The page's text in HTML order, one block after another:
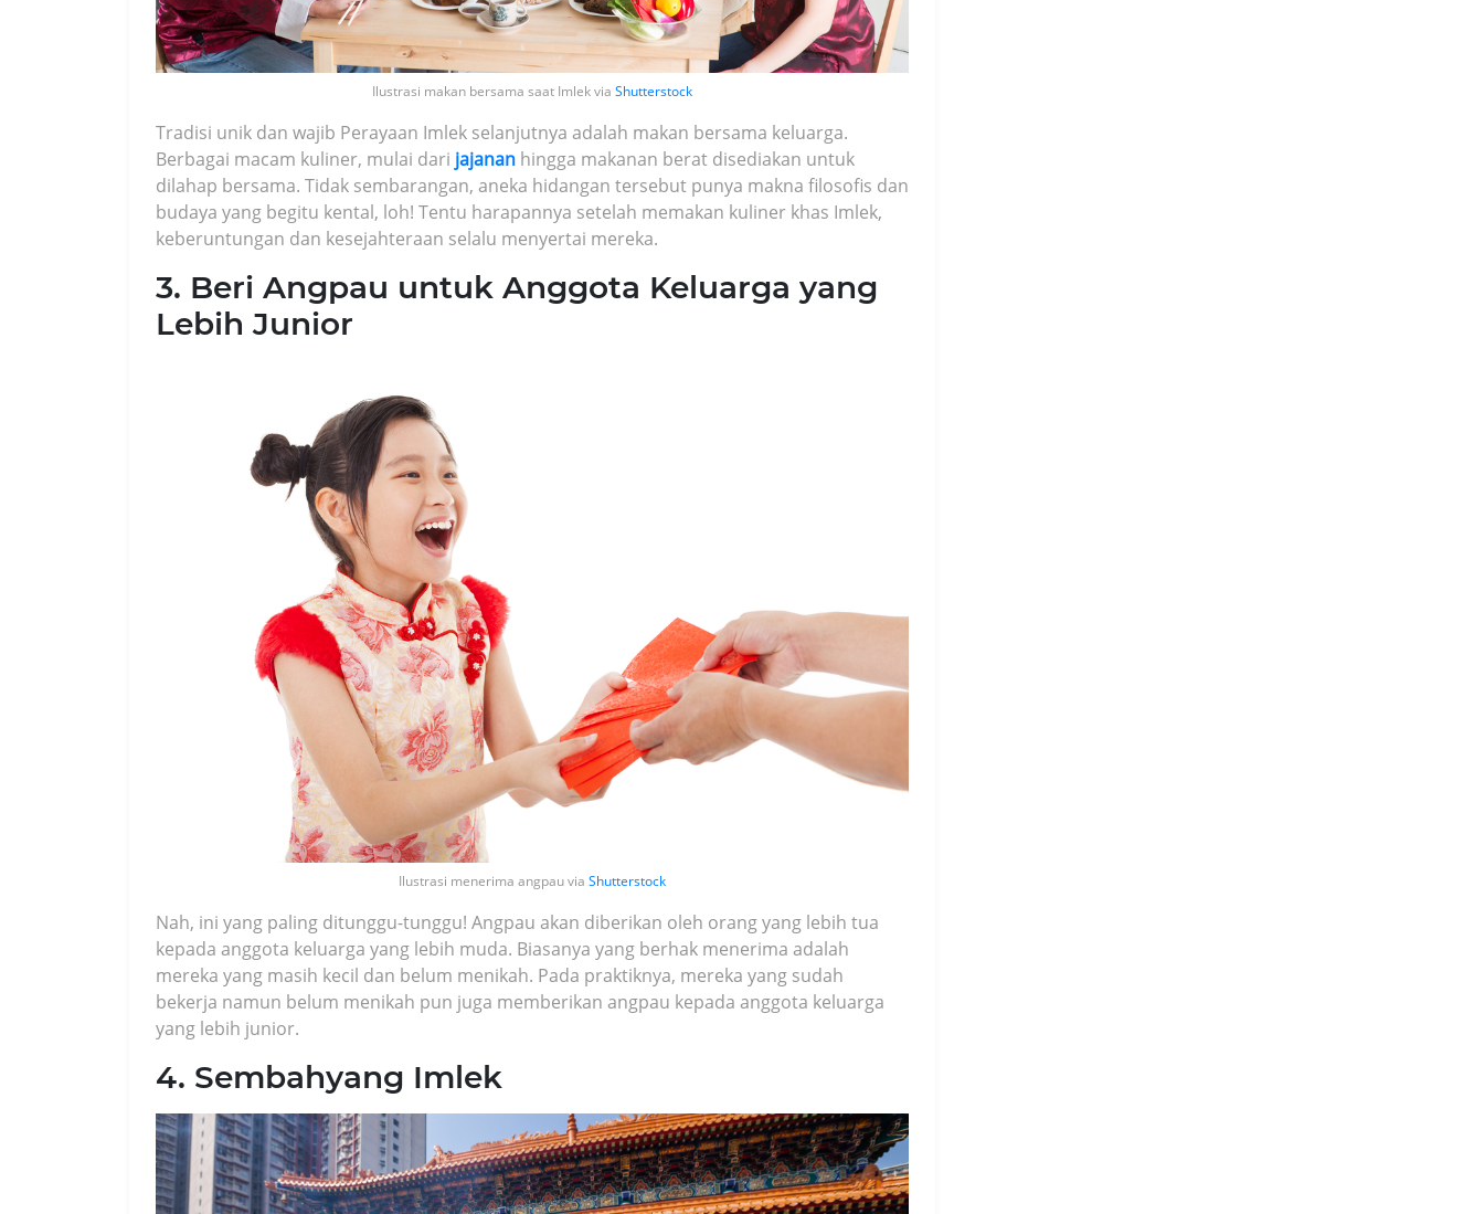
Ilustrasi makan bersama saat Imlek via Shutterstock
Tradisi unik dan wajib Perayaan Imlek selanjutnya adalah makan bersama keluarga.
Berbagai macam kuliner, mulai dari jajanan hingga makanan berat disediakan untuk
dilahap bersama. Tidak sembarangan, aneka hidangan tersebut punya makna filosofis dan
budaya yang begitu kental, loh! Tentu harapannya setelah memakan kuliner khas Imlek,
keberuntungan dan kesejahteraan selalu menyertai mereka.
3. Beri Angpau untuk Anggota Keluarga yang
Lebih Junior
Ilustrasi menerima angpau via Shutterstock
Nah, ini yang paling ditunggu-tunggu! Angpau akan diberikan oleh orang yang lebih tua
kepada anggota keluarga yang lebih muda. Biasanya yang berhak menerima adalah
mereka yang masih kecil dan belum menikah. Pada praktiknya, mereka yang sudah
bekerja namun belum menikah pun juga memberikan angpau kepada anggota keluarga
yang lebih junior.
4. Sembahyang Imlek